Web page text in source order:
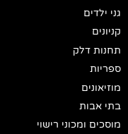
גני ילדים
קניונים
תחנות דלק
ספריות
מוזיאונים
בתי אבות
מוסכים ומכוני רישוי